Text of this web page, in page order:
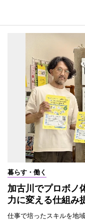
暮らす・働く
加古川でプロボ
力に変える仕組み
仕事で培ったスキルを地